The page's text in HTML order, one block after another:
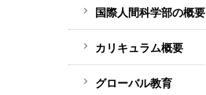
バ
メ
ニ
国際人間科学部の概要
カリキュラム概要
グローバル教育